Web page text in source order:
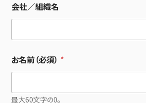
会社／組織名
お名前（必須） *
最大60文字の0。